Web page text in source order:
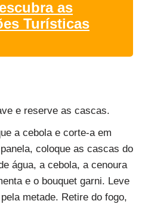
as
Turísticas
e reserve as cascas.
a cebola e corte-a em
coloque as cascas do
água, a cebola, a cenoura
e o bouquet garni. Leve
metade. Retire do fogo,